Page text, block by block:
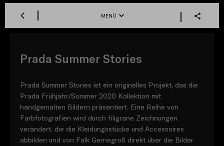
MENÜ
Prada Summer Stories
Prada Summer Stories ist ein originelles Projekt, das die
Prada Frühjahr/Sommer 2020 Kollektion mit
handgemalten Bildern präsentiert. Eine Reihe von
Farbfotografien wird durch filigrane Zeichnungen
verändert, die die Kleidungsstücke und Accessoires
abbilden und von Falk Gernegroß direkt über die Bilder